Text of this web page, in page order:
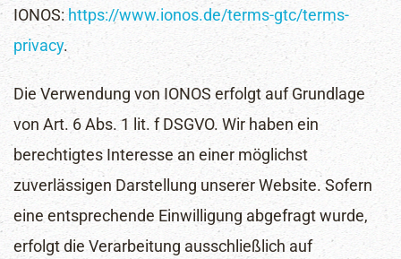
IONOS: https://www.ionos.de/terms-gtc/terms-
privacy.
Die Verwendung von IONOS erfolgt auf Grundlage
von Art. 6 Abs. 1 lit. f DSGVO. Wir haben ein
berechtigtes Interesse an einer möglichst
zuverlässigen Darstellung unserer Website. Sofern
eine entsprechende Einwilligung abgefragt wurde,
erfolgt die Verarbeitung ausschließlich auf